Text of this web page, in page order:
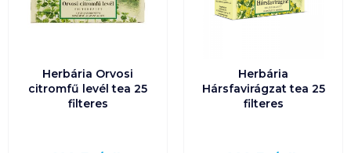
Herbária Orvosi
citromfű levél tea 25
filteres
Herbária
Hársfavirágzat tea 25
filteres